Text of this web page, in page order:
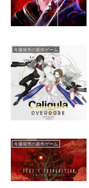
今週発売の新作ゲーム
今週発売の新作ゲーム